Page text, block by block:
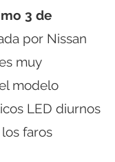
3 de
por Nissan
muy
modelo
LED diurnos
faros